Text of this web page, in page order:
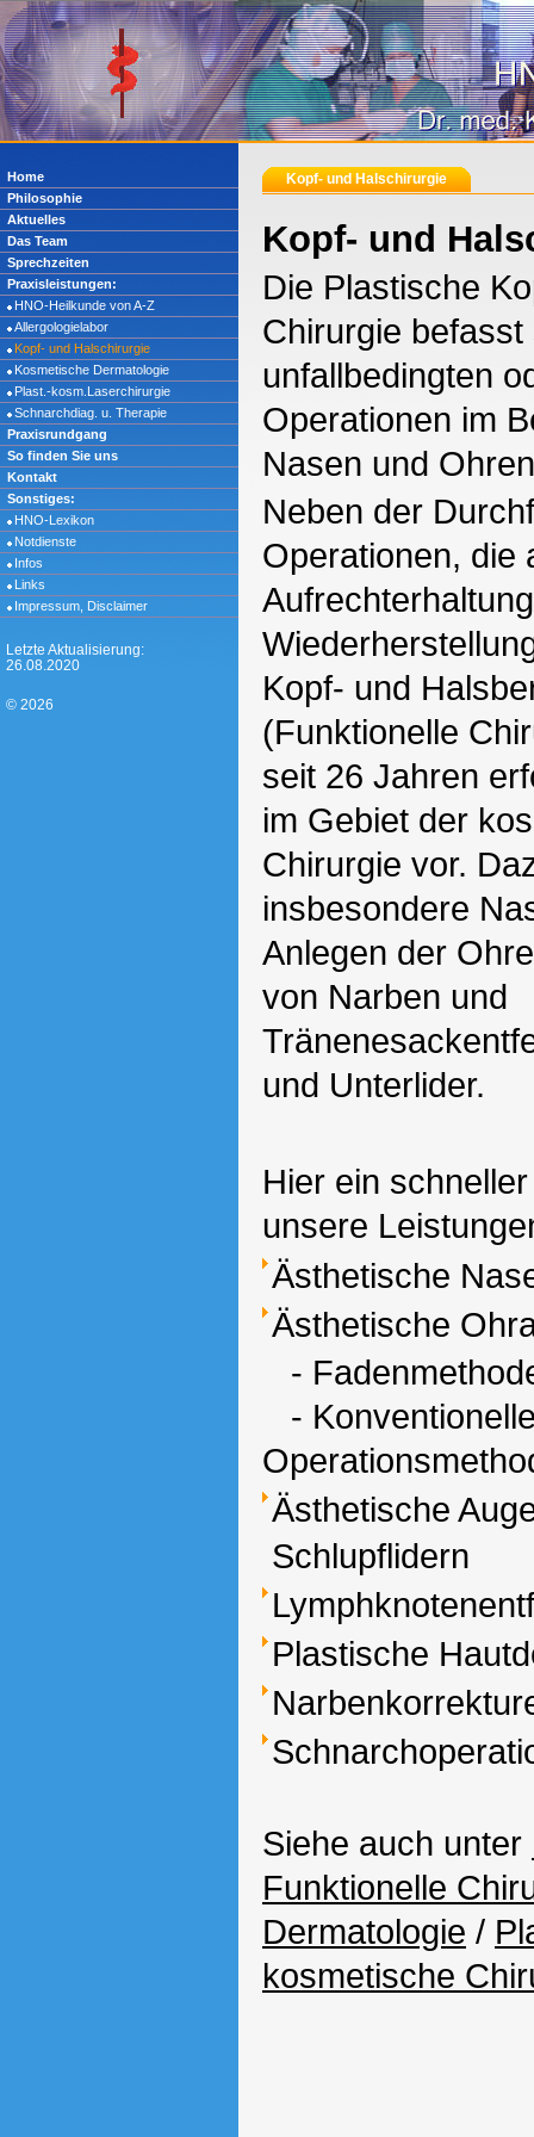
Home
Philosophie
Aktuelles
Das Team
Sprechzeiten
Praxisleistungen:
HNO-Heilkunde von A-Z
Allergologielabor
Kopf- und Halschirurgie
Kosmetische Dermatologie
Plast.-kosm.Laserchirurgie
Schnarchdiag. u. Therapie
Praxisrundgang
So finden Sie uns
Kontakt
Sonstiges:
HNO-Lexikon
Notdienste
Infos
Links
Impressum, Disclaimer
Letzte Aktualisierung:
26.08.2020
© 2026
Kopf- und Halschirurgie
Kopf- und
Die Plastische
Chirurgie befasst
unfallbedingten
Operationen im
Nasen und
Neben der
Operationen, die
Kopf- und
(Funktionelle
seit 26 Jahren
im Gebiet der
Chirurgie vor.
insbesondere
Anlegen der
von Narben und
und Unterlider.
Hier ein
unsere
Ästhetische
Ästhetische
-
-
Ästhetische
Schlupflidern
Plastische
Siehe auch unter
Funktionelle
Dermatologie /
kosmetische